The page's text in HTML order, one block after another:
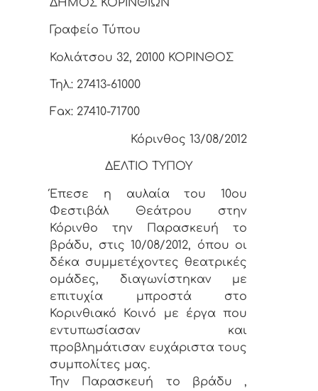
ΔΗΜΟΣ ΚΟΡΙΝΘΙΩΝ
Γραφείο Τύπου
Κολιάτσου 32, 20100 ΚΟΡΙΝΘΟΣ
Τηλ.: 27413-61000
Fax: 27410-71700
Κόρινθος 13/08/2012
ΔΕΛΤΙΟ ΤΥΠΟΥ
Έπεσε η αυλαία του 10ου
Φεστιβάλ Θεάτρου στην
Κόρινθο την Παρασκευή το
βράδυ, στις 10/08/2012, όπου οι
δέκα συμμετέχοντες θεατρικές
ομάδες, διαγωνίστηκαν με
επιτυχία μπροστά στο
Κορινθιακό Κοινό με έργα που
εντυπωσίασαν και
προβλημάτισαν ευχάριστα τους
συμπολίτες μας.
Την Παρασκευή το βράδυ ,